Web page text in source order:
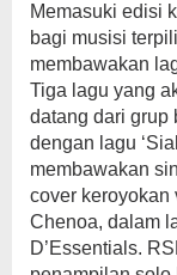
Memasuki edisi
bagi musisi
membawakan
Tiga lagu yang
datang dari grup
dengan lagu
membawakan
cover keroyokan
Chenoa, dalam
D’Essentials.